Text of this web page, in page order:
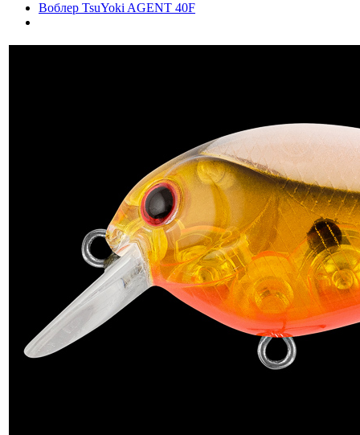
Воблер TsuYoki AGENT 40F